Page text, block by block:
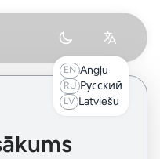
EN Angļu
RU Русский
LV Latviešu